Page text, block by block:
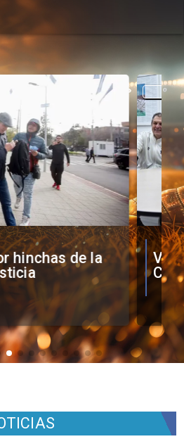
contrato con Colo
arquero